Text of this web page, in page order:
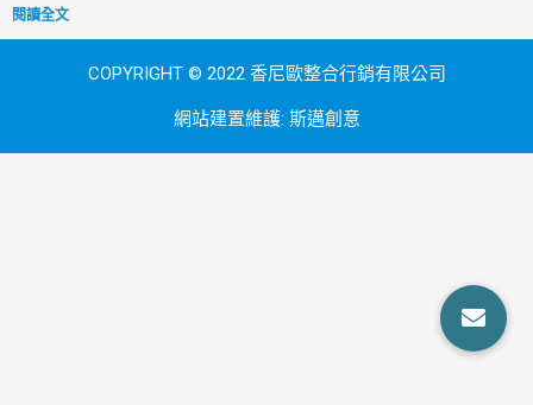
閱讀全文
COPYRIGHT © 2022 香尼歐整合行銷有限公司
網站建置維護: 斯邁創意